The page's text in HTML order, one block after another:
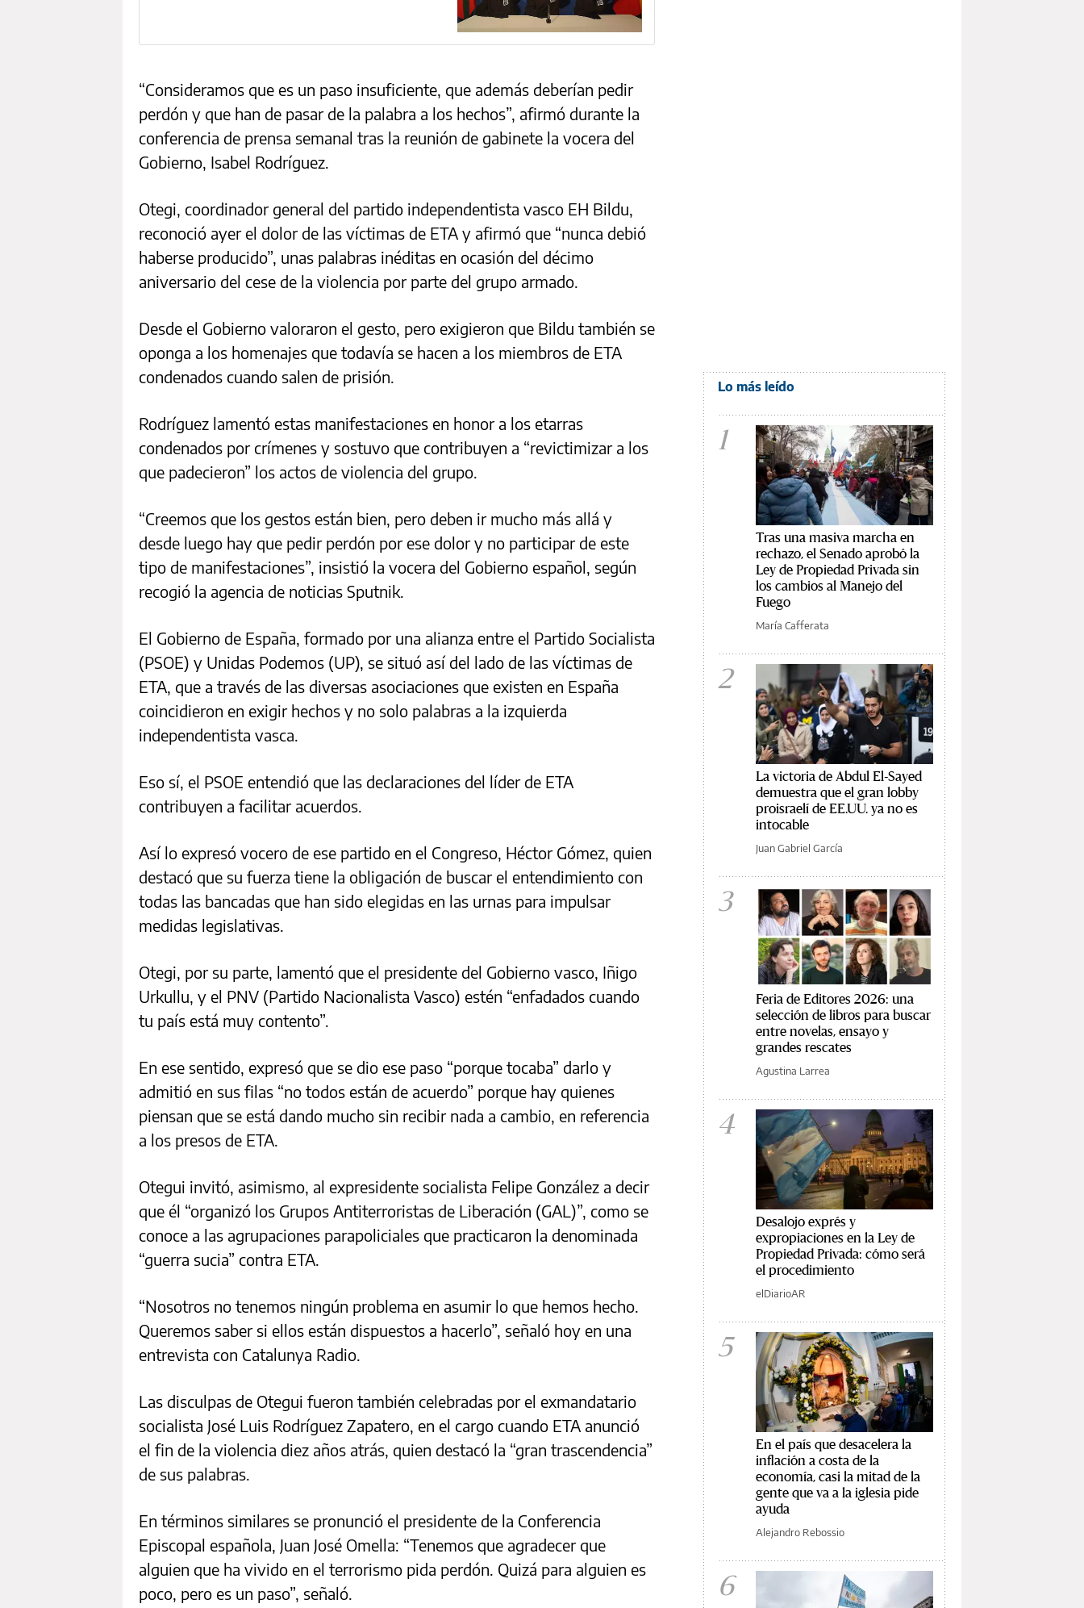
“Consideramos que es un paso insuficiente, que además deberían pedir
perdón y que han de pasar de la palabra a los hechos”, afirmó durante la
conferencia de prensa semanal tras la reunión de gabinete la vocera del
Gobierno, Isabel Rodríguez.
Otegi, coordinador general del partido independentista vasco EH Bildu,
reconoció ayer el dolor de las víctimas de ETA y afirmó que “nunca debió
haberse producido”, unas palabras inéditas en ocasión del décimo
aniversario del cese de la violencia por parte del grupo armado.
Desde el Gobierno valoraron el gesto, pero exigieron que Bildu también se
oponga a los homenajes que todavía se hacen a los miembros de ETA
condenados cuando salen de prisión.
Rodríguez lamentó estas manifestaciones en honor a los etarras
condenados por crímenes y sostuvo que contribuyen a “revictimizar a los
que padecieron” los actos de violencia del grupo.
“Creemos que los gestos están bien, pero deben ir mucho más allá y
desde luego hay que pedir perdón por ese dolor y no participar de este
tipo de manifestaciones”, insistió la vocera del Gobierno español, según
recogió la agencia de noticias Sputnik.
El Gobierno de España, formado por una alianza entre el Partido Socialista
(PSOE) y Unidas Podemos (UP), se situó así del lado de las víctimas de
ETA, que a través de las diversas asociaciones que existen en España
coincidieron en exigir hechos y no solo palabras a la izquierda
independentista vasca.
Eso sí, el PSOE entendió que las declaraciones del líder de ETA
contribuyen a facilitar acuerdos.
Así lo expresó vocero de ese partido en el Congreso, Héctor Gómez, quien
destacó que su fuerza tiene la obligación de buscar el entendimiento con
todas las bancadas que han sido elegidas en las urnas para impulsar
medidas legislativas.
Otegi, por su parte, lamentó que el presidente del Gobierno vasco, Iñigo
Urkullu, y el PNV (Partido Nacionalista Vasco) estén “enfadados cuando
tu país está muy contento”.
En ese sentido, expresó que se dio ese paso “porque tocaba” darlo y
admitió en sus filas “no todos están de acuerdo” porque hay quienes
piensan que se está dando mucho sin recibir nada a cambio, en referencia
a los presos de ETA.
Otegui invitó, asimismo, al expresidente socialista Felipe González a decir
que él “organizó los Grupos Antiterroristas de Liberación (GAL)”, como se
conoce a las agrupaciones parapoliciales que practicaron la denominada
“guerra sucia” contra ETA.
“Nosotros no tenemos ningún problema en asumir lo que hemos hecho.
Queremos saber si ellos están dispuestos a hacerlo”, señaló hoy en una
entrevista con Catalunya Radio.
Las disculpas de Otegui fueron también celebradas por el exmandatario
socialista José Luis Rodríguez Zapatero, en el cargo cuando ETA anunció
el fin de la violencia diez años atrás, quien destacó la “gran trascendencia”
de sus palabras.
En términos similares se pronunció el presidente de la Conferencia
Episcopal española, Juan José Omella: “Tenemos que agradecer que
alguien que ha vivido en el terrorismo pida perdón. Quizá para alguien es
poco, pero es un paso”, señaló.
Lo más leído
1
Tras una masiva marcha en
rechazo, el Senado aprobó la
Ley de Propiedad Privada sin
los cambios al Manejo del
Fuego
María Cafferata
2
La victoria de Abdul El-Sayed
demuestra que el gran lobby
proisraelí de EE.UU. ya no es
intocable
Juan Gabriel García
3
Feria de Editores 2026: una
selección de libros para buscar
entre novelas, ensayo y
grandes rescates
Agustina Larrea
4
Desalojo exprés y
expropiaciones en la Ley de
Propiedad Privada: cómo será
el procedimiento
elDiarioAR
5
En el país que desacelera la
inflación a costa de la
economía, casi la mitad de la
gente que va a la iglesia pide
ayuda
Alejandro Rebossio
6